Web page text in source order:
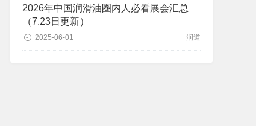
2026年中国润滑油圈内人必看展会汇总
（7.23日更新）
2025-06-01 润道